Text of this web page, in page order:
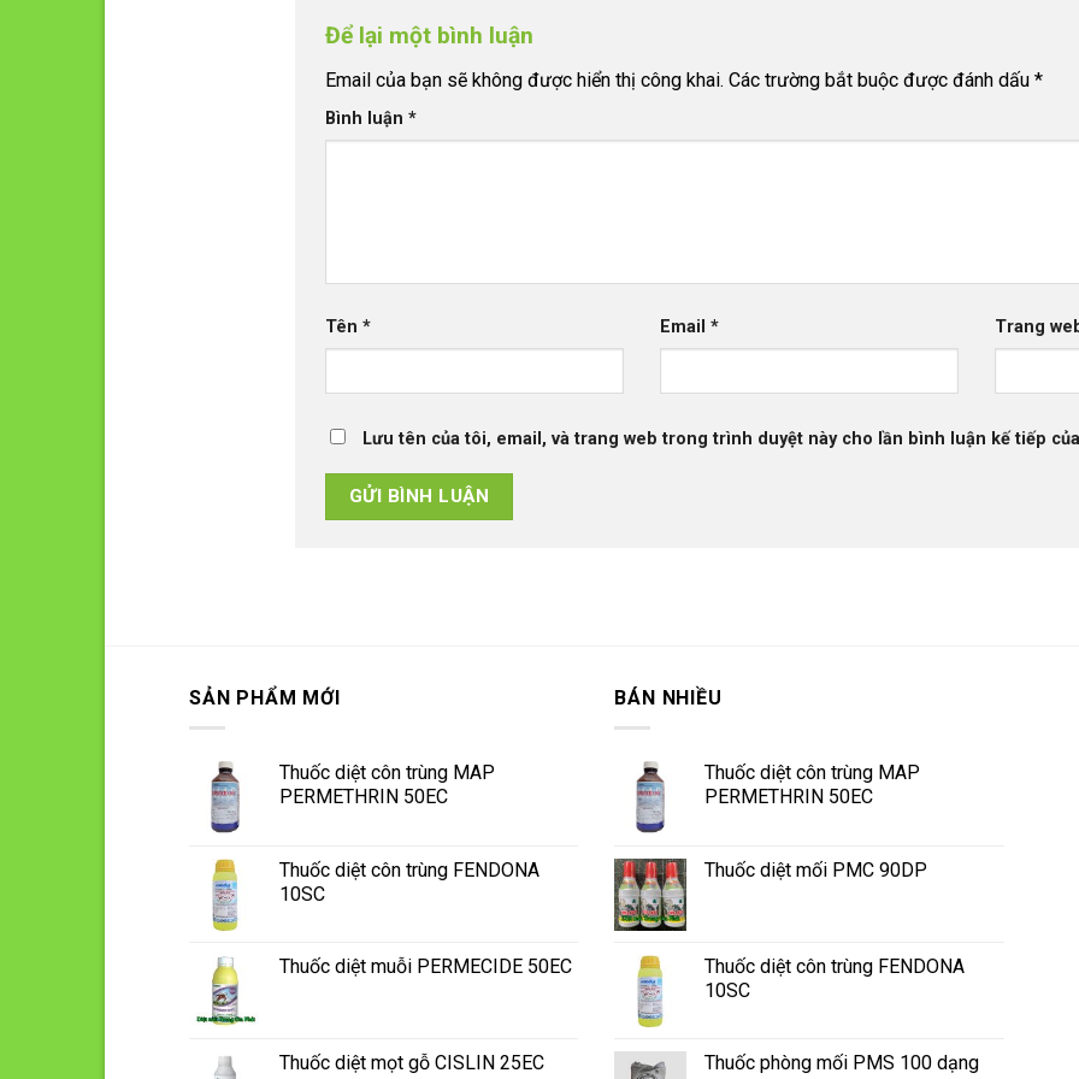
Để lại một bình luận
Email của bạn sẽ không được hiển thị công khai. Các trường bắt buộc được đánh dấu*
Bình luận*
Tên* Email* Trang
Lưu tên của tôi, email, và trang web trong trình duyệt này cho lần bình luận kế tiếp
SẢN PHẨM MỚI
Thuốc diệt côn trùng MAP
PERMETHRIN 50EC
Thuốc diệt côn trùng FENDONA
10SC
Thuốc diệt muỗi PERMECIDE 50EC
Thuốc diệt mọt gỗ CISLIN 25EC
BÁN NHIỀU
Thuốc diệt côn trùng MAP
PERMETHRIN 50EC
Thuốc diệt mối PMC 90DP
Thuốc diệt côn trùng FENDONA
10SC
Thuốc phòng mối PMS 100 dạng